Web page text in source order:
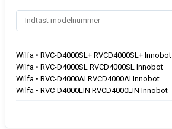
Wilfa • RVC-D4000SL+ RVCD4000SL+ Innobot
Wilfa • RVC-D4000SL RVCD4000SL Innobot
Wilfa • RVC-D4000AI RVCD4000AI Innobot
Wilfa • RVC-D4000LIN RVCD4000LIN Innobot